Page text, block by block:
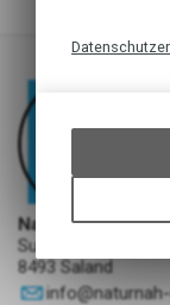
NaturNah GmbH
Sunnehofstrasse 7
8493 Saland
info@